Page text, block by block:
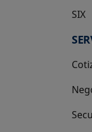
SIX
se